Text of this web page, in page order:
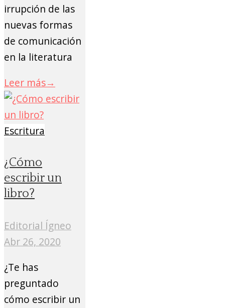
irrupción de las
nuevas formas
de comunicación
en la literatura
Leer más→
Escritura
¿Cómo
escribir un
libro?
Editorial Ígneo
Abr 26, 2020
¿Te has
preguntado
cómo escribir un